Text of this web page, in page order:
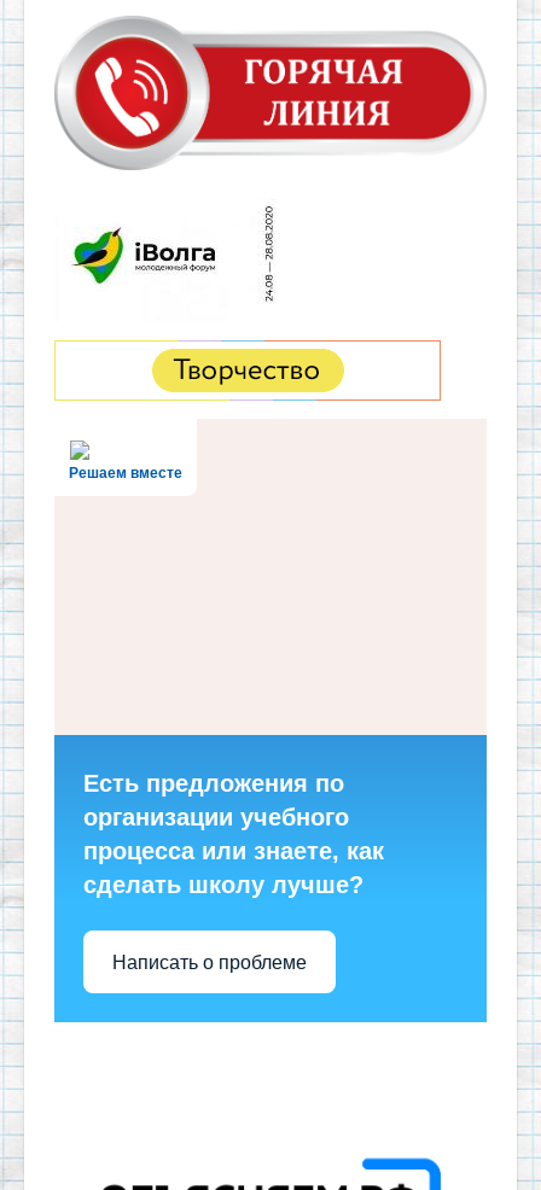
Решаем вместе
Есть предложения по
организации учебного
процесса или знаете, как
сделать школу лучше?
Написать о проблеме